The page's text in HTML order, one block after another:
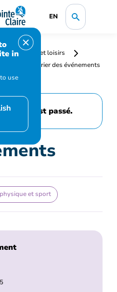
EN
in
use
sports et loisirs
Calendrier des événements
est passé.
et sport